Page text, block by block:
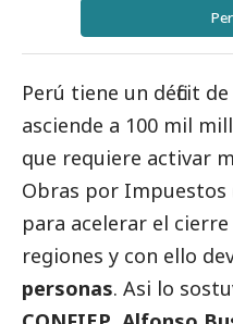
Perú tiene un déficit
asciende a 100 mil
que requiere activar
Obras por Impuestos
para acelerar el
regiones y con ello
personas. Asi lo